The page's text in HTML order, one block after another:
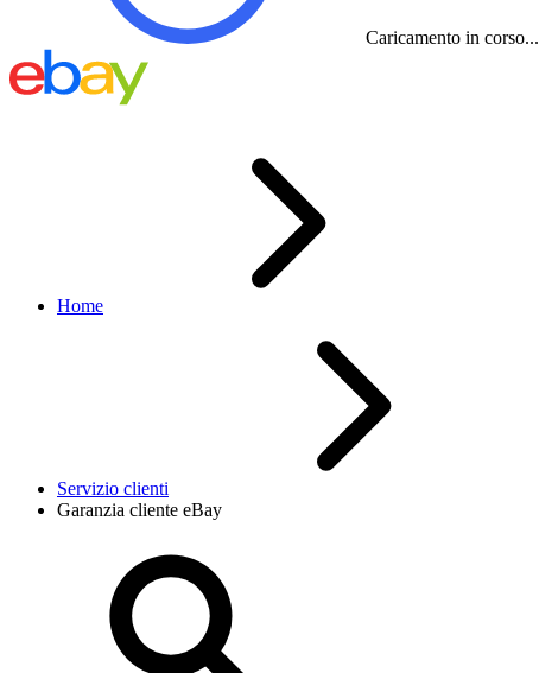
Caricamento in corso...
Home
Servizio clienti
Garanzia cliente eBay